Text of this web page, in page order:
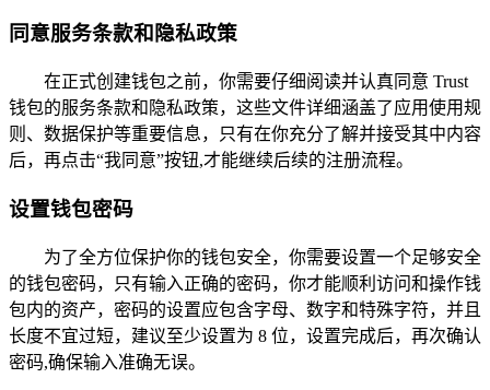
同意服务条款和隐私政策
在正式创建钱包之前，你需要仔细阅读并认真同意 Trust
钱包的服务条款和隐私政策，这些文件详细涵盖了应用使用规
则、数据保护等重要信息，只有在你充分了解并接受其中内容
后，再点击“我同意”按钮,才能继续后续的注册流程。
设置钱包密码
为了全方位保护你的钱包安全，你需要设置一个足够安全
的钱包密码，只有输入正确的密码，你才能顺利访问和操作钱
包内的资产，密码的设置应包含字母、数字和特殊字符，并且
长度不宜过短，建议至少设置为 8 位，设置完成后，再次确认
密码,确保输入准确无误。